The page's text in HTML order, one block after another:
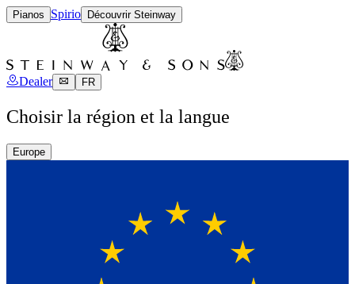
Pianos Spirio Découvrir Steinway
Dealer FR
Choisir la région et la langue
Europe